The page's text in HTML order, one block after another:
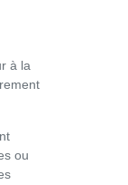
à la
ou